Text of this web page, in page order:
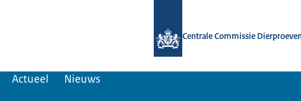
Centrale Commissie
Actueel Nieuws